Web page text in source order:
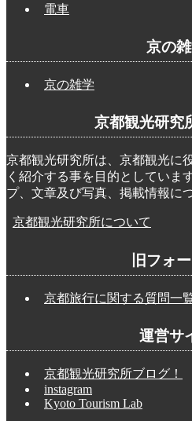
電車
京の
京の雑学
京都観光研究
京都観光研究所は、京都観光に
く紹介する事を目的としていま
プ、文章及び写真、掲載情報に
京都観光研究所について
旧フォ
京都旅行に関する質問一
運営サ
京都観光研究所ブログ！
instagram
Kyoto Tourism Lab